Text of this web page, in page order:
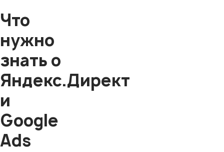
Что
нужно
знать о
Яндекс.Директ
и
Google
Ads